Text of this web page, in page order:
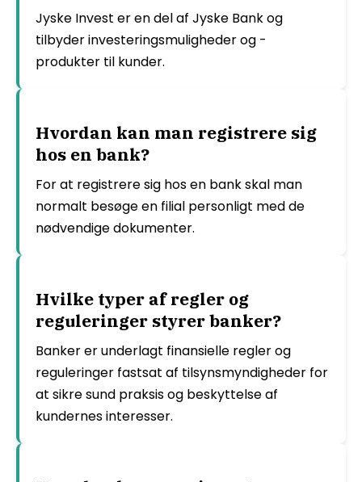
Jyske Invest er en del af Jyske Bank og
tilbyder investeringsmuligheder og -
produkter til kunder.
Hvordan kan man registrere sig
hos en bank?
For at registrere sig hos en bank skal man
normalt besøge en filial personligt med de
nødvendige dokumenter.
Hvilke typer af regler og
reguleringer styrer banker?
Banker er underlagt finansielle regler og
reguleringer fastsat af tilsynsmyndigheder for
at sikre sund praksis og beskyttelse af
kundernes interesser.